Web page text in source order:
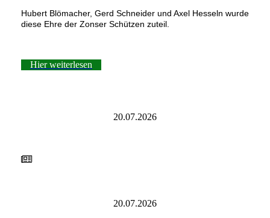
Hubert Blömacher, Gerd Schneider und Axel Hesseln wurde
diese Ehre der Zonser Schützen zuteil.
Hier weiterlesen
20.07.2026
20.07.2026